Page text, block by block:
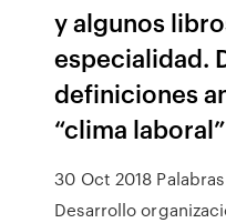
y algunos
especialidad.
definiciones
“clima
30 Oct 2018
Desarrollo